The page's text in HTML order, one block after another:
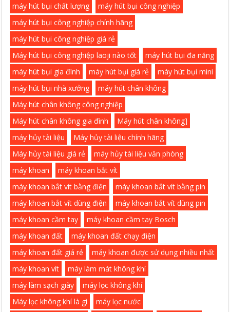
máy hút bụi chất lượng
máy hút bụi công nghiệp
máy hút bụi công nghiệp chính hãng
máy hút bụi công nghiệp giá rẻ
Máy hút bụi công nghiệp laoji nào tốt
máy hút bụi đa năng
máy hút bụi gia đình
máy hút bụi giá rẻ
máy hút bụi mini
máy hút bụi nhà xưởng
máy hút chân không
Máy hút chân không công nghiệp
Máy hút chân không gia đình
Máy hút chân không]
máy hủy tài liệu
Máy hủy tài liệu chính hãng
Máy hủy tài liệu giá rẻ
máy hủy tài liệu văn phòng
máy khoan
máy khoan bắt vít
máy khoan bắt vít bằng điện
máy khoan bắt vít bằng pin
máy khoan bắt vít dùng điện
máy khoan bắt vít dùng pin
máy khoan cầm tay
máy khoan cầm tay Bosch
máy khoan đất
máy khoan đất chạy điện
máy khoan đất giá rẻ
máy khoan được sử dụng nhiều nhất
máy khoan vít
máy làm mát không khí
máy làm sạch giày
máy lọc không khí
Máy lọc không khí là gì
máy lọc nước